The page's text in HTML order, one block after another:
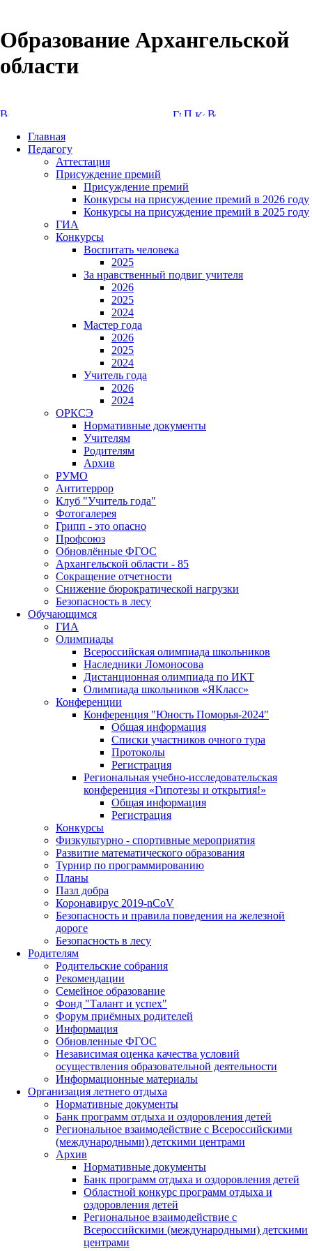
Образование Архангельской
области
Главная
Педагогу
Аттестация
Присуждение премий
Присуждение премий
Конкурсы на присуждение премий в 2026 году
Конкурсы на присуждение премий в 2025 году
ГИА
Конкурсы
Воспитать человека
2025
За нравственный подвиг учителя
2026
2025
2024
Мастер года
2026
2025
2024
Учитель года
2026
2024
ОРКСЭ
Нормативные документы
Учителям
Родителям
Архив
РУМО
Антитеррор
Клуб "Учитель года"
Фотогалерея
Грипп - это опасно
Профсоюз
Обновлённые ФГОС
Архангельской области - 85
Сокращение отчетности
Снижение бюрократической нагрузки
Безопасность в лесу
Обучающимся
ГИА
Олимпиады
Всероссийская олимпиада школьников
Наследники Ломоносова
Дистанционная олимпиада по ИКТ
Олимпиада школьников «ЯКласс»
Конференции
Конференция "Юность Поморья-2024"
Общая информация
Списки участников очного тура
Протоколы
Регистрация
Региональная учебно-исследовательская
конференция «Гипотезы и открытия!»
Общая информация
Регистрация
Конкурсы
Физкультурно - спортивные мероприятия
Развитие математического образования
Турнир по программированию
Планы
Пазл добра
Коронавирус 2019-nCoV
Безопасность и правила поведения на железной
дороге
Безопасность в лесу
Родителям
Родительские собрания
Рекомендации
Семейное образование
Фонд "Талант и успех"
Форум приёмных родителей
Информация
Обновленные ФГОС
Независимая оценка качества условий
осуществления образовательной деятельности
Информационные материалы
Организация летнего отдыха
Нормативные документы
Банк программ отдыха и оздоровления детей
Региональное взаимодействие с Всероссийскими
(международными) детскими центрами
Архив
Нормативные документы
Банк программ отдыха и оздоровления детей
Областной конкурс программ отдыха и
оздоровления детей
Региональное взаимодействие с
Всероссийскими (международными) детскими
центрами